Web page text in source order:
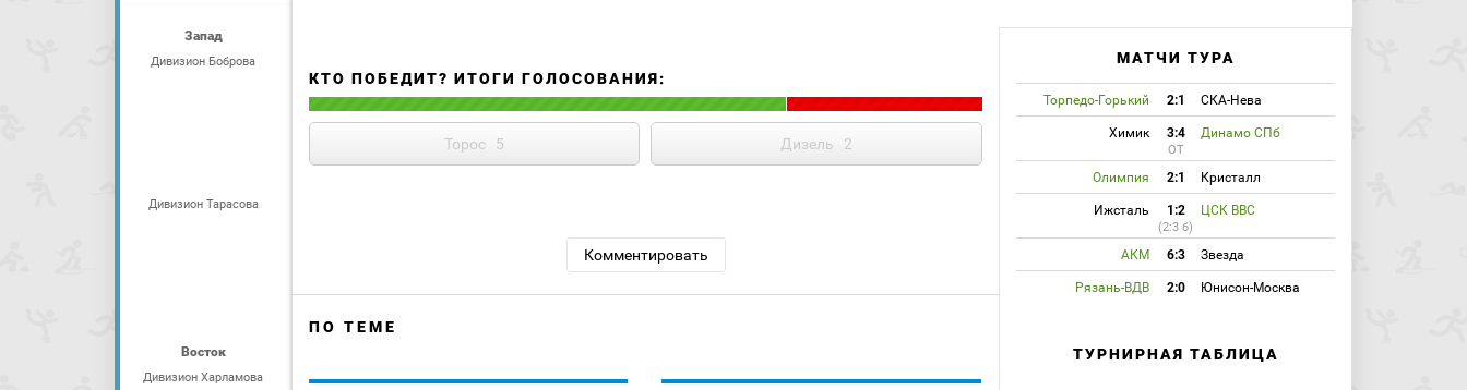
Запад
Дивизион Боброва
Дивизион Тарасова
Восток
Дивизион Харламова
КТО ПОБЕДИТ? ИТОГИ ГОЛОСОВАНИЯ:
Торос 5 Дизель 2
Комментировать
ПО ТЕМЕ
МАТЧИ ТУРА
Торпедо-Горький 2:1 СКА-Нева
Химик 3:4 Динамо СПб
ОТ
Олимпия 2:1 Кристалл
Ижсталь 1:2 ЦСК ВВС
(2:3 б)
АКМ 6:3 Звезда
Рязань-ВДВ 2:0 Юнисон-Москва
ТУРНИРНАЯ ТАБЛИЦА